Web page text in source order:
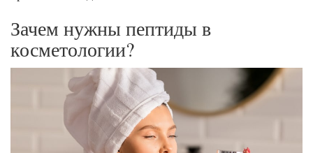
Зачем нужны пептиды в
косметологии?